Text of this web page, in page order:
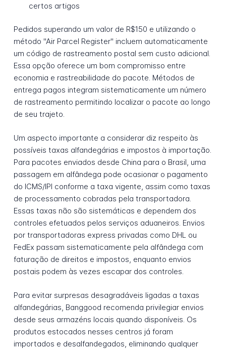
certos artigos
Pedidos superando um valor de R$150 e utilizando o
método "Air Parcel Register" incluem automaticamente
um código de rastreamento postal sem custo adicional.
Essa opção oferece um bom compromisso entre
economia e rastreabilidade do pacote. Métodos de
entrega pagos integram sistematicamente um número
de rastreamento permitindo localizar o pacote ao longo
de seu trajeto.
Um aspecto importante a considerar diz respeito às
possíveis taxas alfandegárias e impostos à importação.
Para pacotes enviados desde China para o Brasil, uma
passagem em alfândega pode ocasionar o pagamento
do ICMS/IPI conforme a taxa vigente, assim como taxas
de processamento cobradas pela transportadora.
Essas taxas não são sistemáticas e dependem dos
controles efetuados pelos serviços aduaneiros. Envios
por transportadoras express privadas como DHL ou
FedEx passam sistematicamente pela alfândega com
faturação de direitos e impostos, enquanto envios
postais podem às vezes escapar dos controles.
Para evitar surpresas desagradáveis ligadas a taxas
alfandegárias, Banggood recomenda privilegiar envios
desde seus armazéns locais quando disponíveis. Os
produtos estocados nesses centros já foram
importados e desalfandegados, eliminando qualquer